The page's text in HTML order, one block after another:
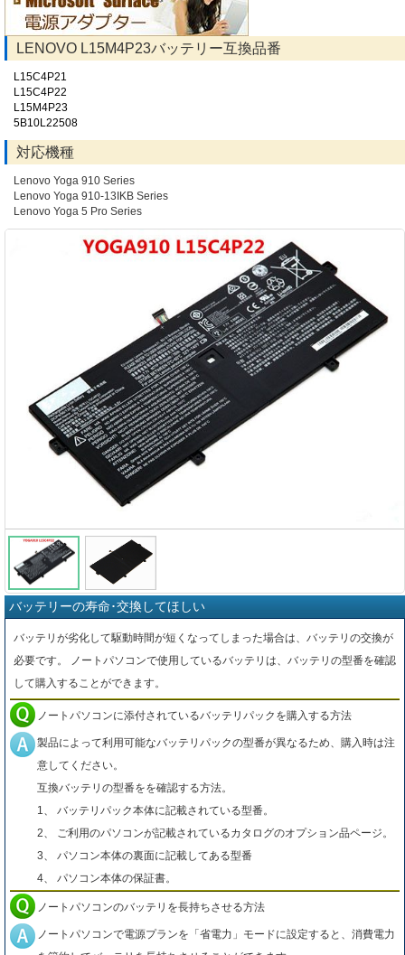
LENOVO L15M4P23バッテリー互換品番
L15C4P21
L15C4P22
L15M4P23
5B10L22508
対応機種
Lenovo Yoga 910 Series
Lenovo Yoga 910-13IKB Series
Lenovo Yoga 5 Pro Series
バッテリーの寿命･交換してほしい
バッテリが劣化して駆動時間が短くなってしまった場合は、バッテリの交換が
必要です。 ノートパソコンで使用しているバッテリは、バッテリの型番を確認
して購入することができます。
ノートパソコンに添付されているバッテリパックを購入する方法
製品によって利用可能なバッテリパックの型番が異なるため、購入時は注
意してください。
互換バッテリの型番をを確認する方法。
1、 バッテリパック本体に記載されている型番。
2、 ご利用のパソコンが記載されているカタログのオプション品ページ。
3、 パソコン本体の裏面に記載してある型番
4、 パソコン本体の保証書。
ノートパソコンのバッテリを長持ちさせる方法
ノートパソコンで電源プランを「省電力」モードに設定すると、消費電力